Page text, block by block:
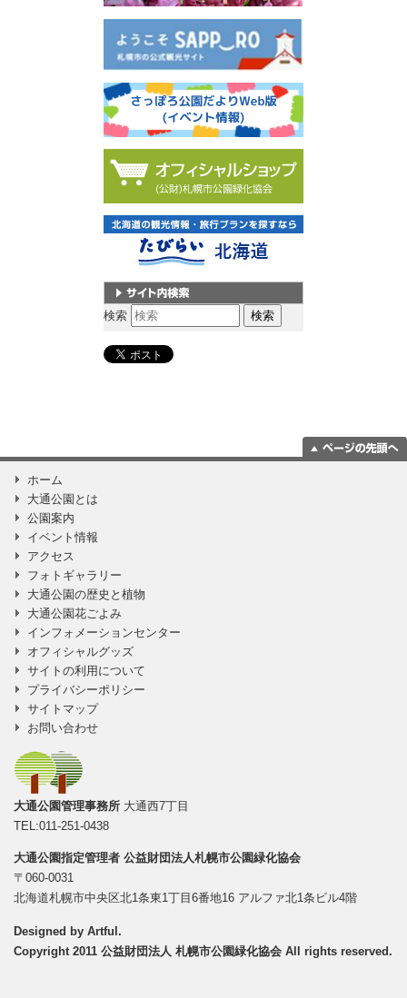
サイト内検索
検索
ホーム
大通公園とは
公園案内
イベント情報
アクセス
フォトギャラリー
大通公園の歴史と植物
大通公園花ごよみ
インフォメーションセンター
オフィシャルグッズ
サイトの利用について
プライバシーポリシー
サイトマップ
お問い合わせ
大通公園管理事務所 大通西7丁目
TEL:011-251-0438
大通公園指定管理者 公益財団法人札幌市公園緑化協会
〒060-0031
北海道札幌市中央区北1条東1丁目6番地16 アルファ北1条ビル4階
Designed by Artful .
Copyright 2011 公益財団法人 札幌市公園緑化協会 All rights reserved.